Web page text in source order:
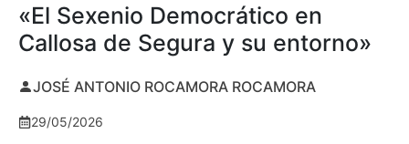
«El Sexenio Democrático en
Callosa de Segura y su entorno»
JOSÉ ANTONIO ROCAMORA ROCAMORA
29/05/2026